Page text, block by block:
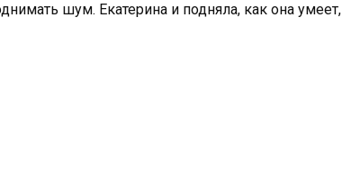
шум. Екатерина и подняла, как она умеет,